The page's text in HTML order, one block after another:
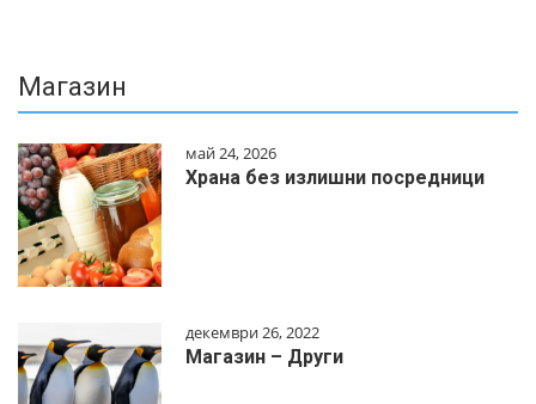
Магазин
май 24, 2026
Храна без излишни посредници
декември 26, 2022
Магазин – Други